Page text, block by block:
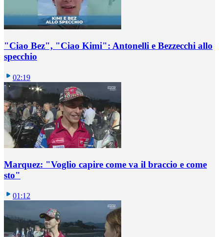
"Ciao Bez", "Ciao Kimi": Antonelli e Bezzecchi allo
specchio
02:19
Marquez: "Voglio capire come va il braccio e come
sto"
01:12